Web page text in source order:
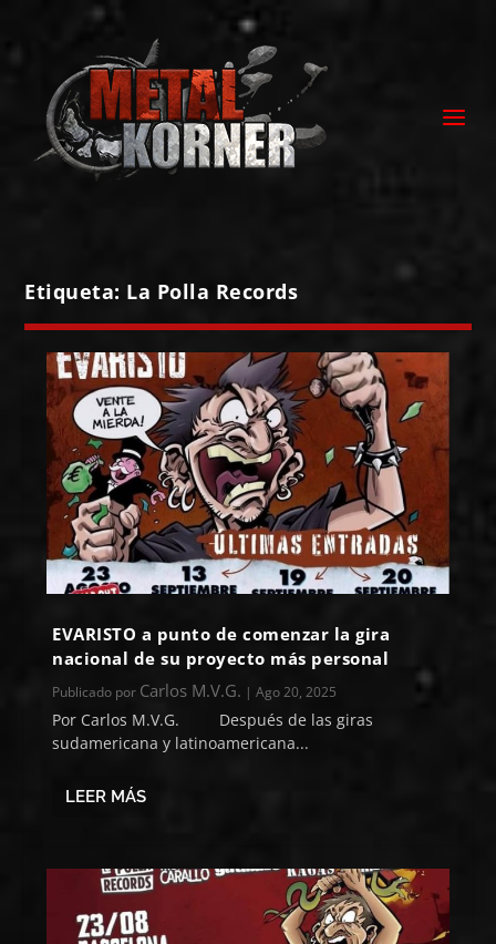
Etiqueta: La Polla Records
EVARISTO a punto de comenzar la gira
nacional de su proyecto más personal
Publicado por Carlos M.V.G. |Ago 20, 2025
Por Carlos M.V.G. Después de las giras
sudamericana y latinoamericana...
LEER MÁS